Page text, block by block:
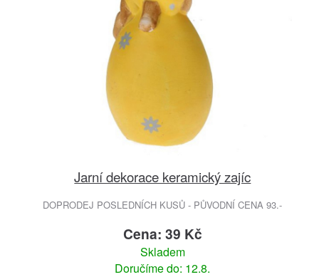
Jarní dekorace keramický zajíc
DOPRODEJ POSLEDNÍCH KUSŮ - PŮVODNÍ CENA 93.-
Cena: 39 Kč
Skladem
Doručíme do: 12.8.